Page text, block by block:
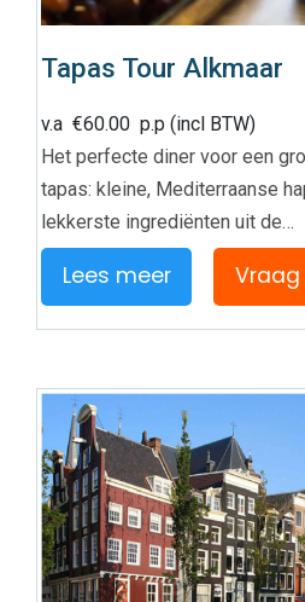
Tapas Tour Alkmaar
v.a€60.00 p.p (incl BTW)
Het perfecte diner voor een
tapas: kleine, Mediterraanse
lekkerste ingrediënten uit de…
Lees meer